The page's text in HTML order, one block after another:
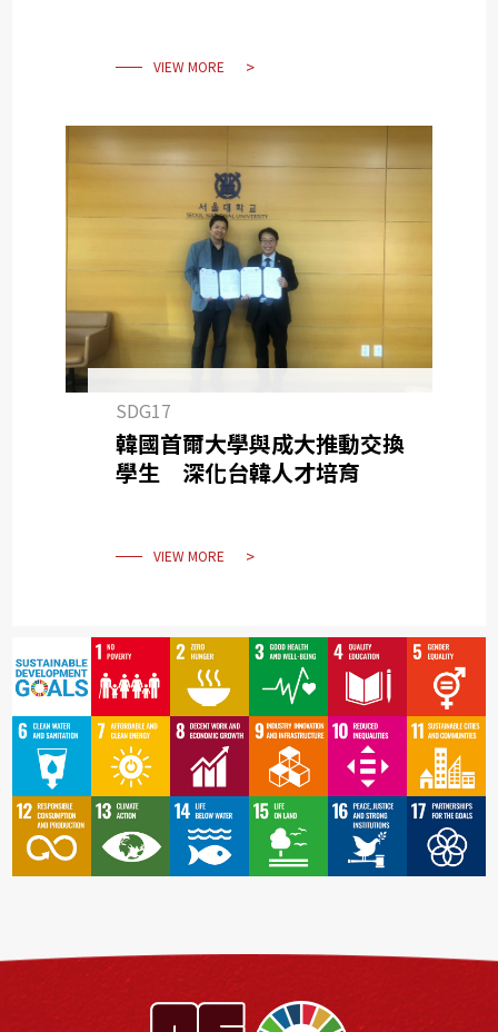
VIEW MORE
SDG17
韓國首爾大學與成大推動交換
學生 深化台韓人才培育
VIEW MORE